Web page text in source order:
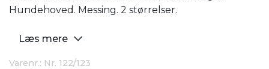
Hundehoved. Messing. 2 størrelser.
Læs mere
Varenr.: Nr. 122/123